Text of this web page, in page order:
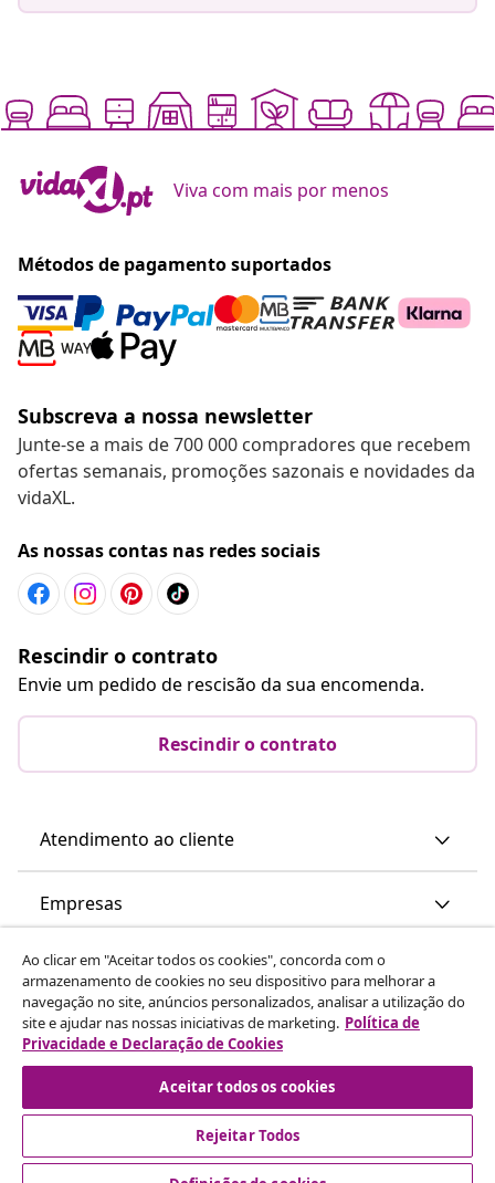
Viva com mais por menos
Métodos de pagamento suportados
Subscreva a nossa newsletter
Junte-se a mais de 700 000 compradores que recebem
ofertas semanais, promoções sazonais e novidades da
vidaXL.
As nossas contas nas redes sociais
Rescindir o contrato
Envie um pedido de rescisão da sua encomenda.
Rescindir o contrato
Atendimento ao cliente
Empresas
vidaXL
Descubra mais
Ao clicar em "Aceitar todos os cookies", concorda com o
armazenamento de cookies no seu dispositivo para melhorar a
navegação no site, anúncios personalizados, analisar a utilização do
site e ajudar nas nossas iniciativas de marketing. Política de
Privacidade e Declaração de Cookies
Aceitar todos os cookies
Rejeitar Todos